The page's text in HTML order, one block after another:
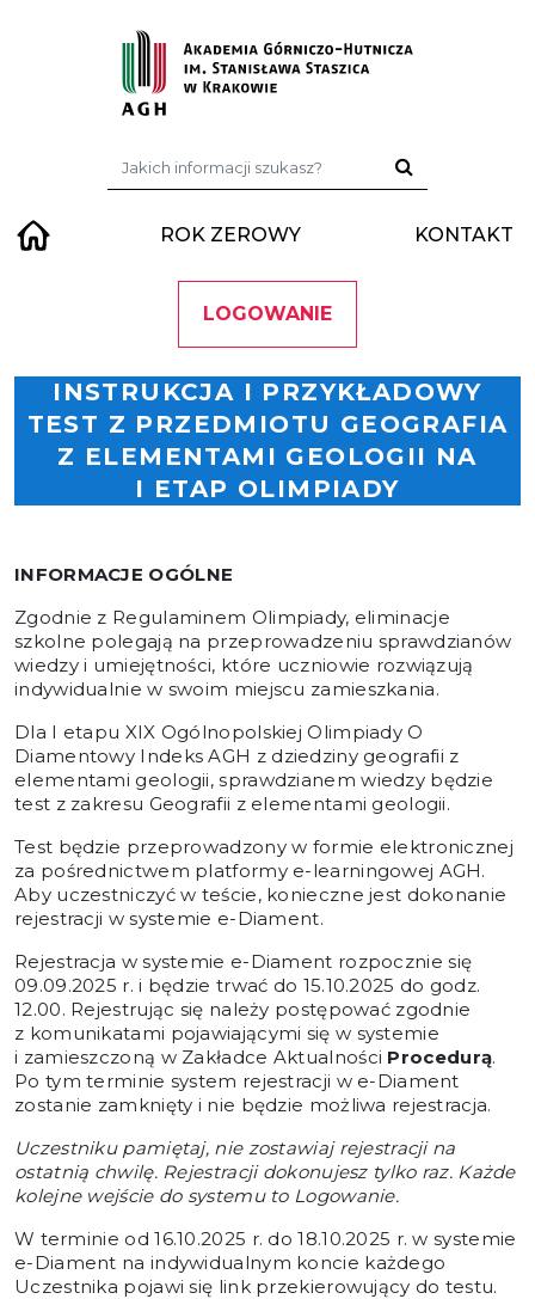
Szukaj:
ROK ZEROWY KONTAKT
LOGOWANIE
INSTRUKCJA I PRZYKŁADOWY
TEST Z PRZEDMIOTU GEOGRAFIA
Z ELEMENTAMI GEOLOGII NA
I ETAP OLIMPIADY
INFORMACJE OGÓLNE
Zgodnie z Regulaminem Olimpiady, eliminacje
szkolne polegają na przeprowadzeniu sprawdzianów
wiedzy i umiejętności, które uczniowie rozwiązują
indywidualnie w swoim miejscu zamieszkania.
Dla I etapu XIX Ogólnopolskiej Olimpiady O
Diamentowy Indeks AGH z dziedziny geografii z
elementami geologii, sprawdzianem wiedzy będzie
test z zakresu Geografii z elementami geologii.
Test będzie przeprowadzony w formie elektronicznej
za pośrednictwem platformy e-learningowej AGH.
Aby uczestniczyć w teście, konieczne jest dokonanie
rejestracji w systemie e-Diament.
Rejestracja w systemie e-Diament rozpocznie się
09.09.2025 r. i będzie trwać do 15.10.2025 do godz.
12.00. Rejestrując się należy postępować zgodnie
z komunikatami pojawiającymi się w systemie
i zamieszczoną w Zakładce Aktualności Procedurą.
Po tym terminie system rejestracji w e-Diament
zostanie zamknięty i nie będzie możliwa rejestracja.
Uczestniku pamiętaj, nie zostawiaj rejestracji na
ostatnią chwilę. Rejestracji dokonujesz tylko raz. Każde
kolejne wejście do systemu to Logowanie.
W terminie od 16.10.2025 r. do 18.10.2025 r. w systemie
e-Diament na indywidualnym koncie każdego
Uczestnika pojawi się link przekierowujący do testu.